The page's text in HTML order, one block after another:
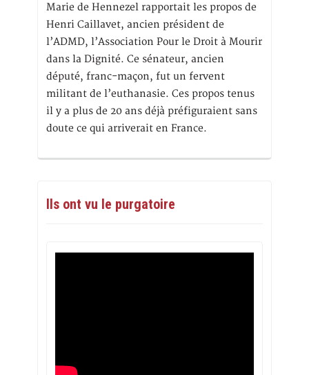
Marie de Hennezel rapportait les propos de
Henri Caillavet, ancien président de
l’ADMD, l’Association Pour le Droit à Mourir
dans la Dignité. Ce sénateur, ancien
député, franc-maçon, fut un fervent
militant de l’euthanasie. Ces propos tenus
il y a plus de 20 ans déjà préfiguraient sans
doute ce qui arriverait en France.
Ils ont vu le purgatoire